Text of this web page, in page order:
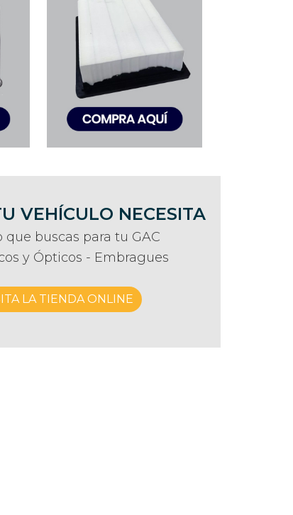
VEHÍCULO NECESITA
que buscas para tu GAC
y Ópticos - Embragues
LA TIENDA ONLINE